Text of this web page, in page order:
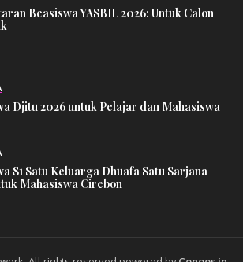
Beasiswa YASBIL 2026: Untuk Calon
Djitu 2026 untuk Pelajar dan Mahasiswa
S1 Satu Keluarga Dhuafa Satu Sarjana
Mahasiswa Cirebon